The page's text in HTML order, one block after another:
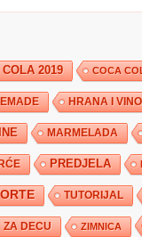
COLA 2019 COCA
HRANA I VINO
MARMELADA
PREDJELA
TUTORIJAL
ZA DECU ZIMNICA